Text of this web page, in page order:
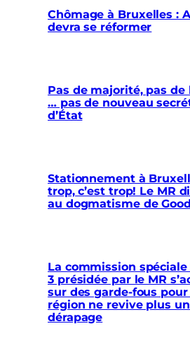
Chômage à Bruxelles :
devra se réformer
Pas de majorité, pas de
… pas de nouveau
d’État
Stationnement à
trop, c’est trop! Le MR
au dogmatisme de
La commission
3 présidée par le MR
sur des garde-fous pour
région ne revive plus
dérapage